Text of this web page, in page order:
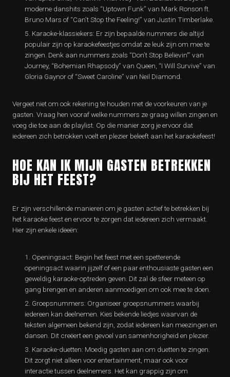
moderne danshits zoals “Uptown Funk” van Mark Ronson ft.
Bruno Mars of “Can’t Stop the Feeling!” van Justin Timberlake.
Karaoke-klassiekers: Er zijn bepaalde nummers die altijd
populair zijn op karaokefeestjes omdat ze leuk zijn om mee te
zingen. Denk aan nummers zoals “Don’t Stop Believin'” van
Journey, “Bohemian Rhapsody” van Queen, “I Will Survive” van
Gloria Gaynor of “Sweet Caroline” van Neil Diamond.
Vergeet niet om ook rekening te houden met de voorkeuren van je
gasten. Vraag hen vooraf welke nummers ze graag willen zingen en
voeg die toe aan de playlist. Op die manier zorg je ervoor dat
iedereen zich betrokken voelt en plezier beleeft aan het karaokefeest!
HOE KAN IK MIJN GASTEN BETREKKEN
BIJ HET FEEST?
Er zijn verschillende manieren om je gasten actief te betrekken bij
het karaoke feest en ervoor te zorgen dat iedereen zich vermaakt.
Hier zijn enkele ideeën:
Openingsact: Begin het feest met een spetterende
openingsact waarin jijzelf of een paar enthousiaste gasten een
geweldig karaoke-optreden geven. Dit zal de sfeer meteen op
gang brengen en anderen aanmoedigen om ook mee te doen.
Groepsnummers: Organiseer groepsnummers waarbij
iedereen kan deelnemen. Kies bekende liedjes waarvan de
teksten algemeen bekend zijn, zodat iedereen kan meezingen en
dansen. Dit creëert een gevoel van samenhorigheid en plezier.
Karaoke-duetten: Moedig gasten aan om duetten te zingen.
Dit zorgt niet alleen voor entertainment, maar ook voor
interactie tussen deelnemers. Het kan grappig zijn om